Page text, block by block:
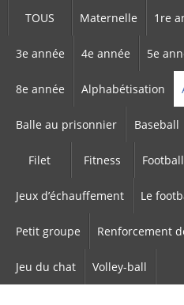
TOUS Maternelle 1re
3e année 4e année 5e
8e année Alphabétisation
Balle au prisonnier Baseball
Filet Fitness
Jeux d’échauffement Le
Petit groupe Renforcement
Jeu du chat Volley-ball